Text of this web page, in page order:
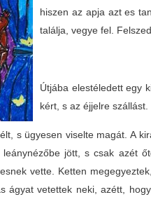
hiszen az apja azt es
találja, vegye fel.
Útjába elestéledett egy
kért, s az éjjelre szállást.
s ügyesen viselte magát. A
jött, s csak azét
vette. Ketten
ágyat vetettek neki, azétt,